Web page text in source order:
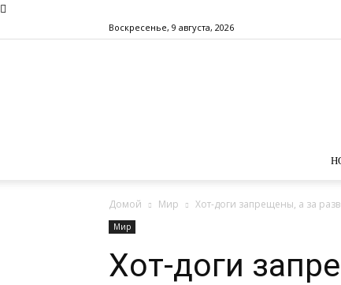
Воскресенье, 9 августа, 2026
Домой Мир Хот-доги запрещены, а за
Мир
Хот-доги